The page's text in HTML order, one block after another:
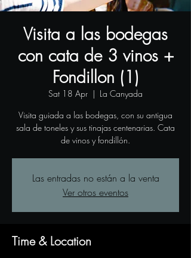
Visita a las bodegas
con cata de 3 vinos +
Fondillon (1)
Sat 18 Apr
  |
La Canyada
Visita guiada a las bodegas, con su antigua
sala de toneles y sus tinajas centenarias. Cata
de vinos y fondillón.
Las entradas no están a la venta
Ver otros eventos
Time & Location